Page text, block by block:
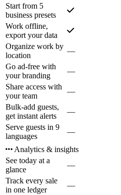
Start from 5
business presets
Work offline,
export your data
Organize work by
location
—
Go ad-free with
your branding
—
Share access with
your team
—
Bulk-add guests,
get instant alerts
—
Serve guests in 9
languages
—
Analytics & insights
See today at a
glance
—
Track every sale
in one ledger
—